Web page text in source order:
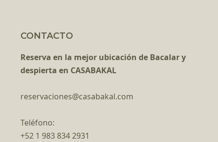
CONTACTO
Reserva en la mejor ubicación de Bacalar y
despierta en CASABAKAL
reservaciones@casabakal.com
Teléfono:
+52 1 983 834 2931